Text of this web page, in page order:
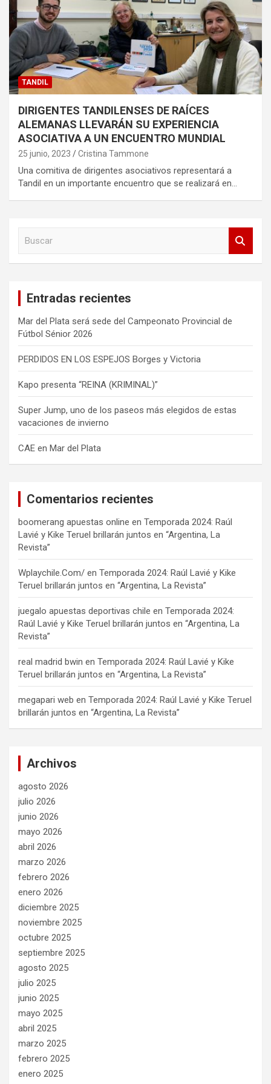
TANDIL
DIRIGENTES TANDILENSES DE RAÍCES
ALEMANAS LLEVARÁN SU EXPERIENCIA
ASOCIATIVA A UN ENCUENTRO MUNDIAL
25 junio, 2023 Cristina Tammone
Una comitiva de dirigentes asociativos representará a
Tandil en un importante encuentro que se realizará en…
Entradas recientes
Mar del Plata será sede del Campeonato Provincial de
Fútbol Sénior 2026
PERDIDOS EN LOS ESPEJOS Borges y Victoria
Kapo presenta “REINA (KRIMINAL)”
Super Jump, uno de los paseos más elegidos de estas
vacaciones de invierno
CAE en Mar del Plata
Comentarios recientes
boomerang apuestas online en Temporada 2024: Raúl
Lavié y Kike Teruel brillarán juntos en “Argentina, La
Revista”
Wplaychile.Com/ en Temporada 2024: Raúl Lavié y Kike
Teruel brillarán juntos en “Argentina, La Revista”
juegalo apuestas deportivas chile en Temporada 2024:
Raúl Lavié y Kike Teruel brillarán juntos en “Argentina, La
Revista”
real madrid bwin en Temporada 2024: Raúl Lavié y Kike
Teruel brillarán juntos en “Argentina, La Revista”
megapari web en Temporada 2024: Raúl Lavié y Kike Teruel
brillarán juntos en “Argentina, La Revista”
Archivos
agosto 2026
julio 2026
junio 2026
mayo 2026
abril 2026
marzo 2026
febrero 2026
enero 2026
diciembre 2025
noviembre 2025
octubre 2025
septiembre 2025
agosto 2025
julio 2025
junio 2025
mayo 2025
abril 2025
marzo 2025
febrero 2025
enero 2025